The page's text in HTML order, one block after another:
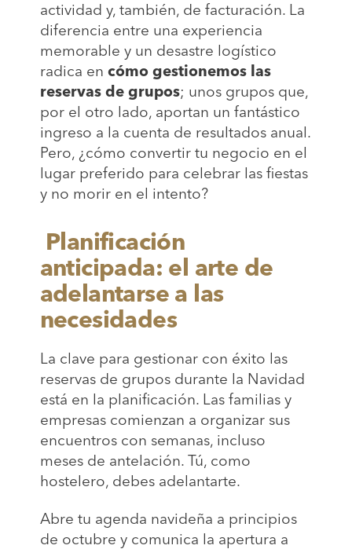
actividad y, también, de facturación. La
diferencia entre una experiencia
memorable y un desastre logístico
radica en cómo gestionemos las
reservas de grupos; unos grupos que,
por el otro lado, aportan un fantástico
ingreso a la cuenta de resultados anual.
Pero, ¿cómo convertir tu negocio en el
lugar preferido para celebrar las fiestas
y no morir en el intento?
Planificación
anticipada: el arte de
adelantarse a las
necesidades
La clave para gestionar con éxito las
reservas de grupos durante la Navidad
está en la planificación. Las familias y
empresas comienzan a organizar sus
encuentros con semanas, incluso
meses de antelación. Tú, como
hostelero, debes adelantarte.
Abre tu agenda navideña a principios
de octubre y comunica la apertura a